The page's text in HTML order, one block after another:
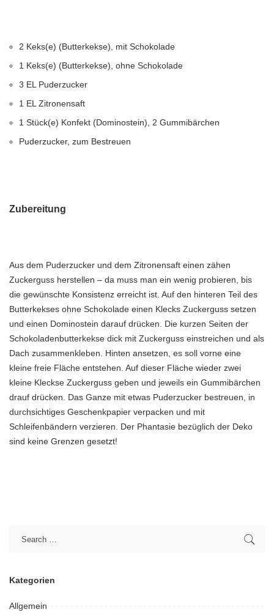
2 Keks(e) (Butterkekse), mit Schokolade
1 Keks(e) (Butterkekse), ohne Schokolade
3 EL Puderzucker
1 EL Zitronensaft
1 Stück(e) Konfekt (Dominostein), 2 Gummibärchen
Puderzucker, zum Bestreuen
Zubereitung
Aus dem Puderzucker und dem Zitronensaft einen zähen
Zuckerguss herstellen – da muss man ein wenig probieren, bis
die gewünschte Konsistenz erreicht ist. Auf den hinteren Teil des
Butterkekses ohne Schokolade einen Klecks Zuckerguss setzen
und einen Dominostein darauf drücken. Die kurzen Seiten der
Schokoladenbutterkekse dick mit Zuckerguss einstreichen und als
Dach zusammenkleben. Hinten ansetzen, es soll vorne eine
kleine freie Fläche entstehen. Auf dieser Fläche wieder zwei
kleine Kleckse Zuckerguss geben und jeweils ein Gummibärchen
drauf drücken. Das Ganze mit etwas Puderzucker bestreuen, in
durchsichtiges Geschenkpapier verpacken und mit
Schleifenbändern verzieren. Der Phantasie bezüglich der Deko
sind keine Grenzen gesetzt!
Kategorien
Allgemein